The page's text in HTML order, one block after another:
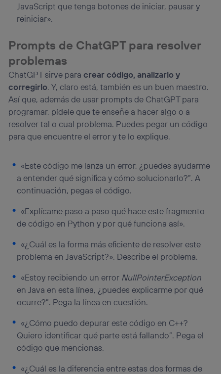
JavaScript que tenga botones de iniciar, pausar y
reiniciar».
Prompts de ChatGPT para resolver
problemas
ChatGPT sirve paracrear código, analizarlo y
corregirlo. Y, claro está, también es un buen maestro.
Así que, además de usar prompts de ChatGPT para
programar, pídele que te enseñe a hacer algo o a
resolver tal o cual problema. Puedes pegar un código
para que encuentre el error y te lo explique.
«Este código me lanza un error, ¿puedes ayudarme
a entender qué significa y cómo solucionarlo?”. A
continuación, pegas el código.
«Explícame paso a paso qué hace este fragmento
de código en Python y por qué funciona así».
«¿Cuál es la forma más eficiente de resolver este
problema en JavaScript?». Describe el problema.
«Estoy recibiendo un error NullPointerException
en Java en esta línea, ¿puedes explicarme por qué
ocurre?”. Pega la línea en cuestión.
«¿Cómo puedo depurar este código en C++?
Quiero identificar qué parte está fallando”. Pega el
código que mencionas.
«¿Cuál es la diferencia entre estas dos formas de